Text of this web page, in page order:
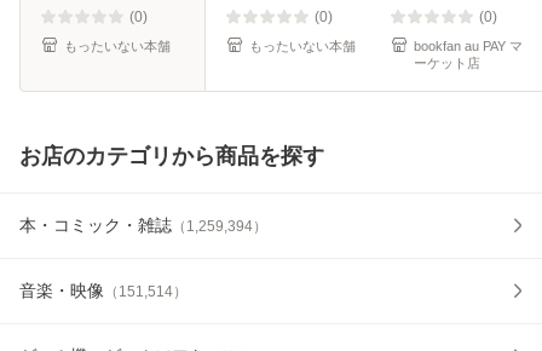
料】
(0)
もったいない本舗
(0)
もったいない本舗
(0)
bookfan au PAY マ
ーケット店
お店のカテゴリから商品を探す
本・コミック・雑誌 （ 1,259,394）
音楽・映像 （ 151,514）